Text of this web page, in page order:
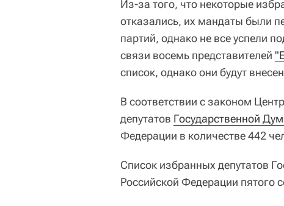
Из-за того, что некоторые
отказались, их мандаты были
партий, однако не все успели
связи восемь представителей
список, однако они будут
В соответствии с законом
депутатов Государственной
Федерации в количестве 442
Список избранных депутатов
Российской Федерации пятого